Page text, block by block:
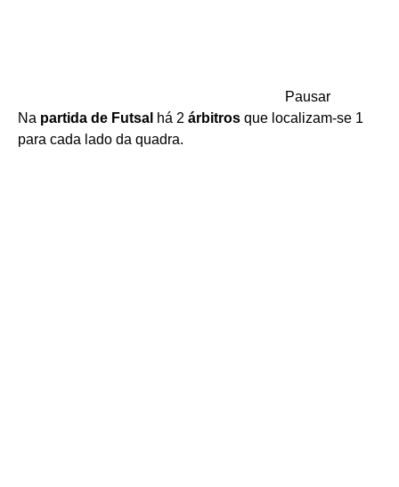
Pausar
Na partida de Futsal há 2 árbitros que localizam-se 1
para cada lado da quadra.